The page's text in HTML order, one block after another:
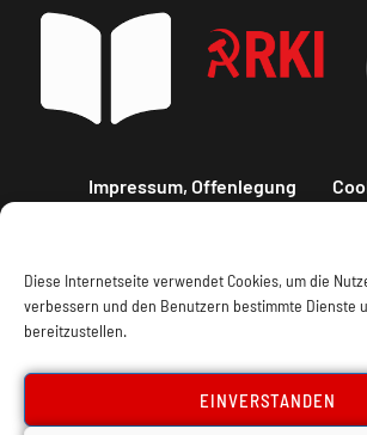
Diese Internetseite verwendet Cookies, um die
verbessern und den Benutzern bestimmte Dienste
bereitzustellen.
EINVERSTANDEN
Impressum, Offenlegung